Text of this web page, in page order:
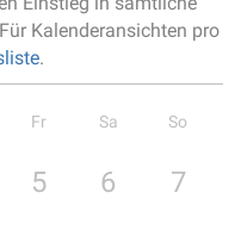
Kalenderansichten pro
.
Fr Sa So
5 6 7